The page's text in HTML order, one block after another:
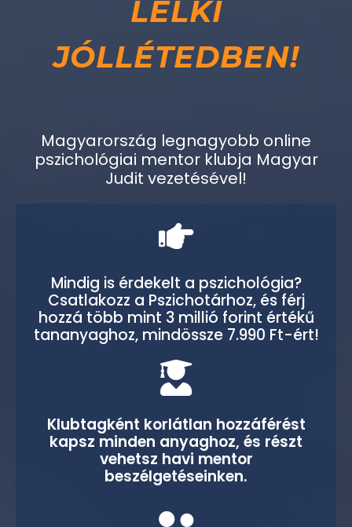
LELKI
JÓLLÉTEDBEN!
Magyarország legnagyobb online
pszichológiai mentor klubja Magyar
Judit vezetésével!
Mindig is érdekelt a pszichológia?
Csatlakozz a Pszichotárhoz, és férj
hozzá több mint 3 millió forint értékű
tananyaghoz, mindössze 7.990 Ft-ért!
Klubtagként korlátlan hozzáférést
kapsz minden anyaghoz, és részt
vehetsz havi mentor
beszélgetéseinken.